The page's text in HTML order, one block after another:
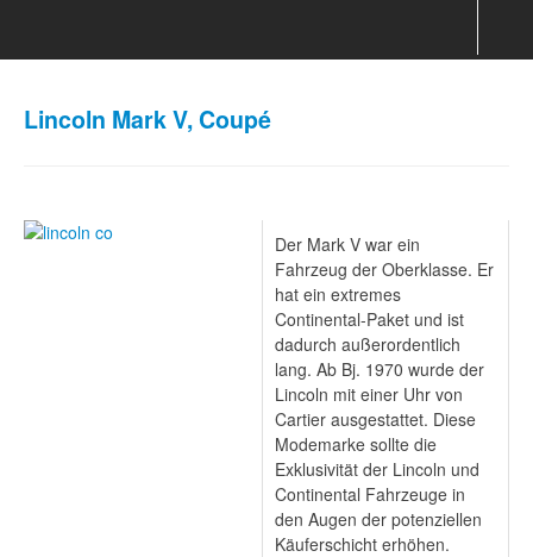
Lincoln Mark V, Coupé
Der Mark V war ein
Fahrzeug der Oberklasse. Er
hat ein extremes
Continental-Paket und ist
dadurch außerordentlich
lang. Ab Bj. 1970 wurde der
Lincoln mit einer Uhr von
Cartier ausgestattet. Diese
Modemarke sollte die
Exklusivität der Lincoln und
Continental Fahrzeuge in
den Augen der potenziellen
Käuferschicht erhöhen.